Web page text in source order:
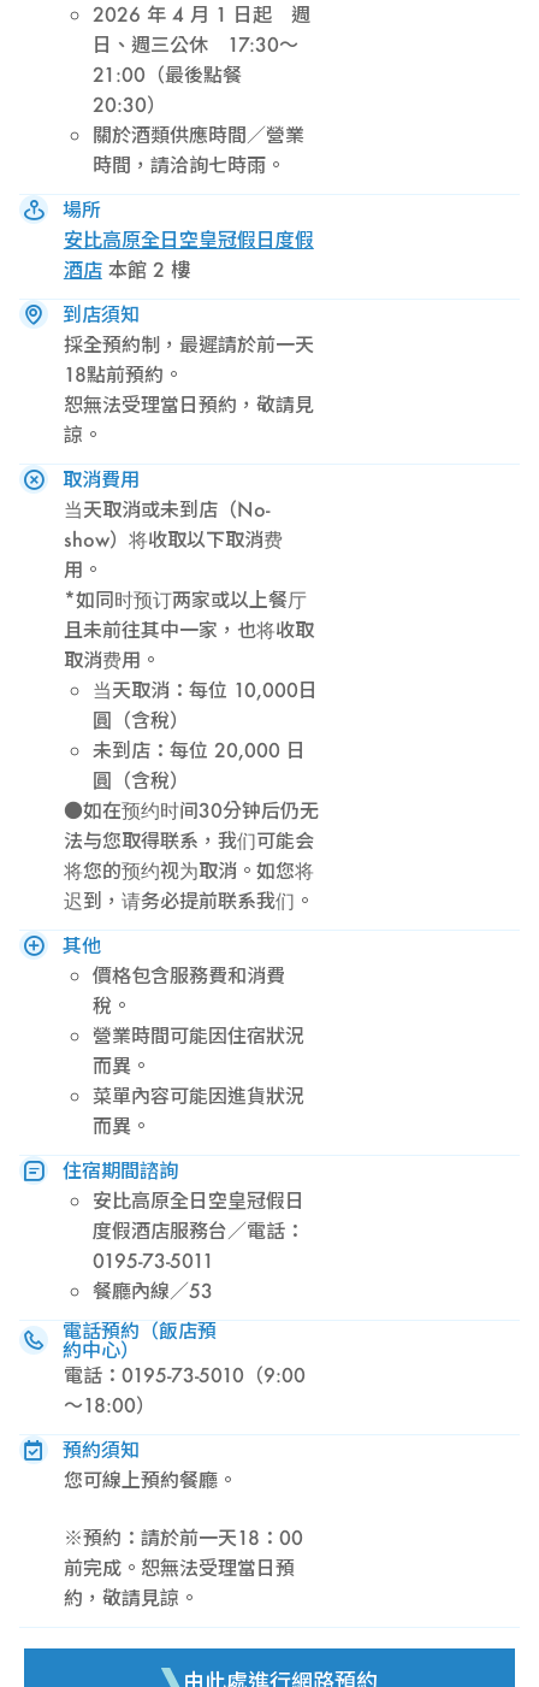
2026 年 4 月 1 日起 週
日、週三公休 17:30～
21:00（最後點餐
20:30）
關於酒類供應時間／營業
時間，請洽詢七時雨。
場所
安比高原全日空皇冠假日度假
酒店本館 2 樓
到店須知
採全預約制，最遲請於前一天
18點前預約。
恕無法受理當日預約，敬請見
諒。
取消費用
当天取消或未到店（No-
show）将收取以下取消费
用。
*如同时预订两家或以上餐厅
且未前往其中一家，也将收取
取消费用。
当天取消：每位 10,000日
圓（含稅）
未到店：每位 20,000 日
圓（含稅）
●如在预约时间30分钟后仍无
法与您取得联系，我们可能会
将您的预约视为取消。如您将
迟到，请务必提前联系我们。
其他
價格包含服務費和消費
稅。
營業時間可能因住宿狀況
而異。
菜單內容可能因進貨狀況
而異。
住宿期間諮詢
安比高原全日空皇冠假日
度假酒店服務台／電話：
0195-73-5011
餐廳內線／53
電話預約（飯店預
約中心）
電話：0195-73-5010（9:00
～18:00）
預約須知
您可線上預約餐廳。
※預約：請於前一天18：00
前完成。恕無法受理當日預
約，敬請見諒。